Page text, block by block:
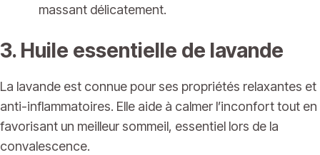
massant délicatement.
3. Huile essentielle de lavande
La lavande est connue pour ses propriétés relaxantes et
anti-inflammatoires. Elle aide à calmer l’inconfort tout en
favorisant un meilleur sommeil, essentiel lors de la
convalescence.